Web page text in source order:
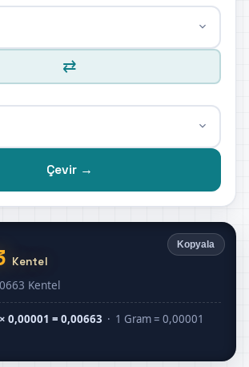
⇄
Çevir →
Kopyala
Kentel
Kentel
0,00001 = 0,00663 · 1 Gram = 0,00001